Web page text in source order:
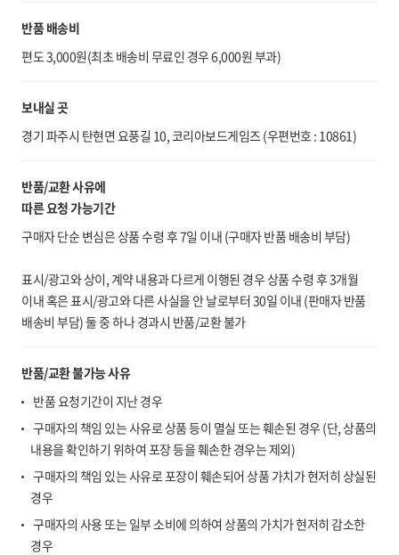
반품 배송비
편도 3,000원(최초 배송비 무료인 경우 6,000원 부과)
보내실 곳
경기 파주시 탄현면 요풍길 10, 코리아보드게임즈 (우편번호 : 10861)
반품/교환 사유에
따른 요청 가능기간
구매자 단순 변심은 상품 수령 후 7일 이내 (구매자 반품 배송비 부담)
표시/광고와 상이, 계약 내용과 다르게 이행된 경우 상품 수령 후 3개월
이내 혹은 표시/광고와 다른 사실을 안 날로부터 30일 이내 (판매자 반품
배송비 부담) 둘 중 하나 경과시 반품/교환 불가
반품/교환 불가능 사유
반품 요청기간이 지난 경우
구매자의 책임 있는 사유로 상품 등이 멸실 또는 훼손된 경우 (단, 상품의
내용을 확인하기 위하여 포장 등을 훼손한 경우는 제외)
구매자의 책임 있는 사유로 포장이 훼손되어 상품 가치가 현저히 상실된
경우
구매자의 사용 또는 일부 소비에 의하여 상품의 가치가 현저히 감소한
경우